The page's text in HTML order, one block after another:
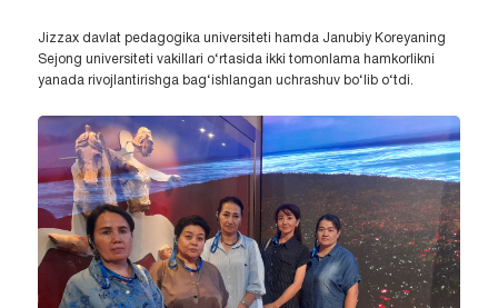
Jizzax davlat pedagogika universiteti hamda Janubiy Koreyaning
Sejong universiteti vakillari o‘rtasida ikki tomonlama hamkorlikni
yanada rivojlantirishga bag‘ishlangan uchrashuv bo‘lib o‘tdi.